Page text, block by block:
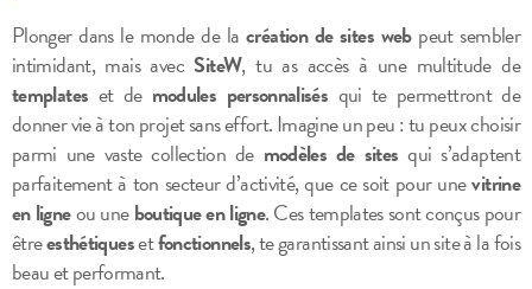
Plonger dans le monde de lacréation de sites webpeut sembler
intimidant, mais avec SiteW, tu as accès à une multitude de
templates et de modules personnalisés qui te permettront de
donner vie à ton projet sans effort. Imagine un peu : tu peux choisir
parmi une vaste collection de modèles de sites qui s’adaptent
parfaitement à ton secteur d’activité, que ce soit pour unevitrine
en ligneou uneboutique en ligne. Ces templates sont conçus pour
êtreesthétiquesetfonctionnels, te garantissant ainsi un site à la fois
beau et performant.